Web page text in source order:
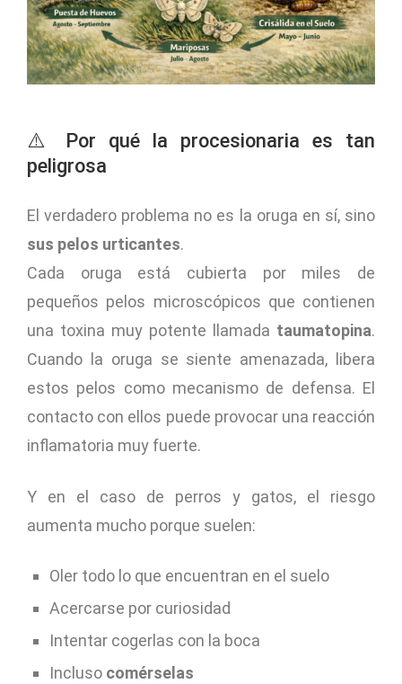
⚠️ Por qué la procesionaria es tan
peligrosa
El verdadero problema no es la oruga en sí, sino
sus pelos urticantes.
Cada oruga está cubierta por miles de
pequeños pelos microscópicos que contienen
una toxina muy potente llamada taumatopina.
Cuando la oruga se siente amenazada, libera
estos pelos como mecanismo de defensa. El
contacto con ellos puede provocar una reacción
inflamatoria muy fuerte.
Y en el caso de perros y gatos, el riesgo
aumenta mucho porque suelen:
Oler todo lo que encuentran en el suelo
Acercarse por curiosidad
Intentar cogerlas con la boca
Incluso comérselas